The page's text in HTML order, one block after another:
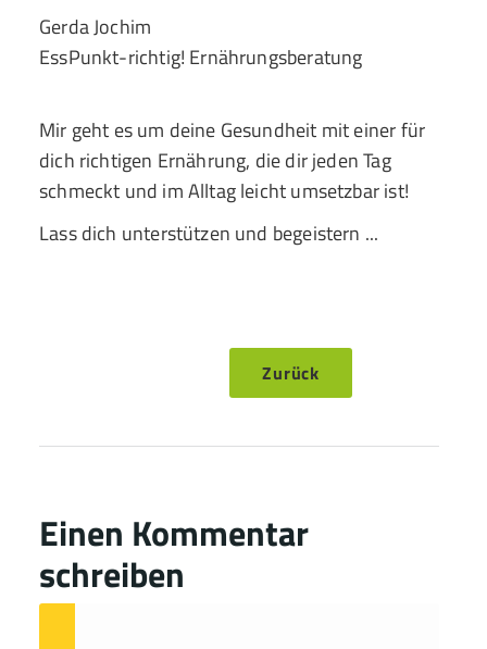
Gerda Jochim
EssPunkt-richtig! Ernährungsberatung
Mir geht es um deine Gesundheit mit einer für
dich richtigen Ernährung, die dir jeden Tag
schmeckt und im Alltag leicht umsetzbar ist!
Lass dich unterstützen und begeistern ...
Zurück
Einen Kommentar
schreiben